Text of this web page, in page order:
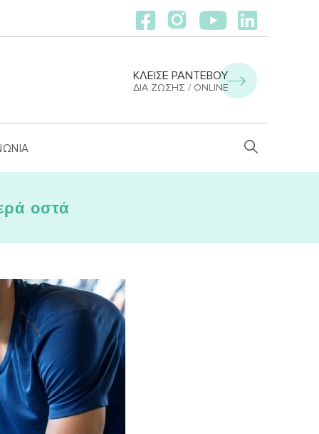
ΚΛΕΙΣΕ ΡΑΝΤΕΒΟΥ
ΔΙΑ ΖΏΣΗΣ / ONLINE
οστά